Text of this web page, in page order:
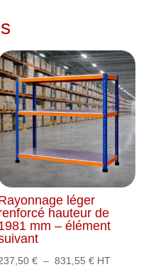
léger
hauteur de
mm – élément
€ – 831,55€Plage
HT